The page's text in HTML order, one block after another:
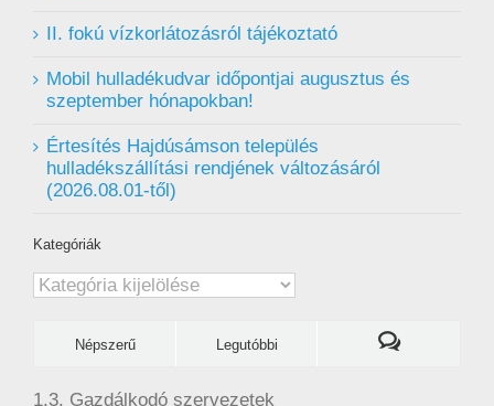
II. fokú vízkorlátozásról tájékoztató
Mobil hulladékudvar ️időpontjai augusztus és
szeptember hónapokban!
Értesítés Hajdúsámson település
hulladékszállítási rendjének változásáról
(2026.08.01-től)
Kategóriák
Kategóriák
Népszerű Legutóbbi
1.3. Gazdálkodó szervezetek